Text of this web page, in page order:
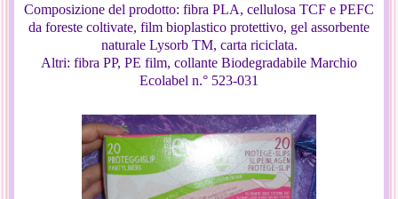
Composizione del prodotto: fibra PLA, cellulosa TCF e PEFC
da foreste coltivate, film bioplastico protettivo, gel assorbente
naturale Lysorb TM, carta riciclata.
Altri: fibra PP, PE film, collante Biodegradabile Marchio
Ecolabel n.° 523-031